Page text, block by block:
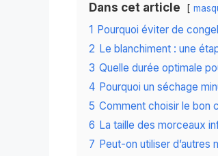
Dans cet article
1 Pourquoi éviter de
2 Le blanchiment : une
3 Quelle durée optimale
4 Pourquoi un séchage
5 Comment choisir le bon
6 La taille des morceaux
7 Peut-on utiliser